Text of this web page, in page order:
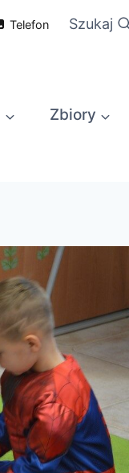
Telefon Szukaj
Zbiory